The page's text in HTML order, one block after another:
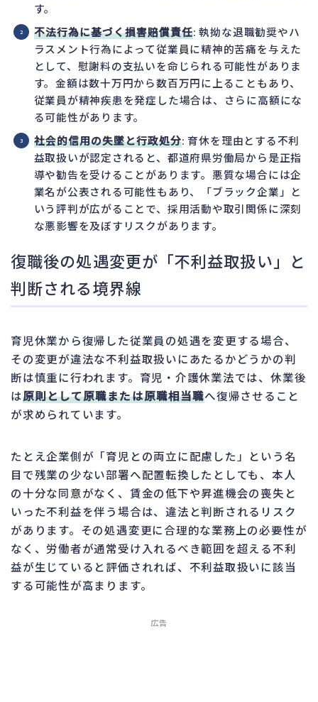
す。
不法行為に基づく損害賠償責任: 執拗な退職勧奨やハ
ラスメント行為によって従業員に精神的苦痛を与えた
として、慰謝料の支払いを命じられる可能性がありま
す。金額は数十万円から数百万円に上ることもあり、
従業員が精神疾患を発症した場合は、さらに高額にな
る可能性があります。
社会的信用の失墜と行政処分: 育休を理由とする不利
益取扱いが認定されると、都道府県労働局から是正指
導や勧告を受けることがあります。悪質な場合には企
業名が公表される可能性もあり、「ブラック企業」と
いう評判が広がることで、採用活動や取引関係に深刻
な悪影響を及ぼすリスクがあります。
復職後の処遇変更が「不利益取扱い」と
判断される境界線
育児休業から復帰した従業員の処遇を変更する場合、
その変更が違法な不利益取扱いにあたるかどうかの判
断は慎重に行われます。育児・介護休業法では、休業後
は原則として原職または原職相当職へ復帰させること
が求められています。
たとえ企業側が「育児との両立に配慮した」という名
目で残業の少ない部署へ配置転換したとしても、本人
の十分な同意がなく、賃金の低下や昇進機会の喪失と
いった不利益を伴う場合は、違法と判断されるリスク
があります。その処遇変更に合理的な業務上の必要性が
なく、労働者が通常受け入れるべき範囲を超える不利
益が生じていると評価されれば、不利益取扱いに該当
する可能性が高まります。
広告